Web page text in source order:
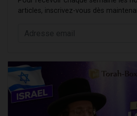
articles, inscrivez-vous dès